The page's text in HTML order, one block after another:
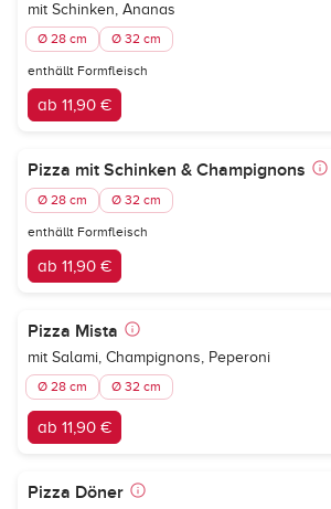
mit Schinken, Ananas
Ø 28 cm Ø 32 cm
enthällt Formfleisch
ab 11,90 €
Pizza mit Schinken & Champignons
Ø 28 cm Ø 32 cm
enthällt Formfleisch
ab 11,90 €
Pizza Mista
mit Salami, Champignons, Peperoni
Ø 28 cm Ø 32 cm
ab 11,90 €
Pizza Döner